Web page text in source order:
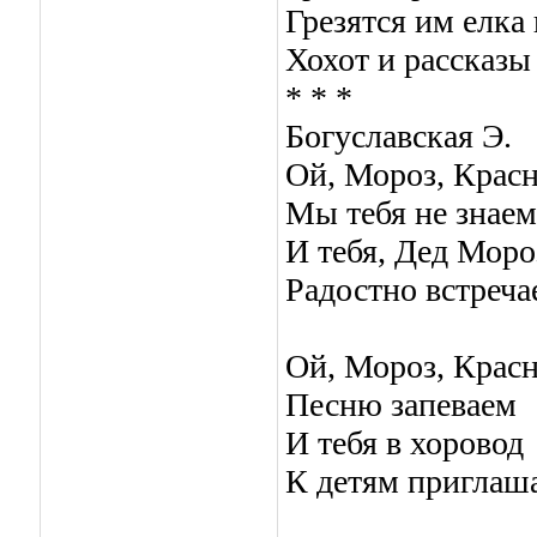
Грезятся им
Хохот и
* * *
Богуславская Э.
Ой, Мороз,
Мы тебя не
И тебя, Дед
Радостно
Ой, Мороз,
Песню запеваем
И тебя в хоровод
К детям